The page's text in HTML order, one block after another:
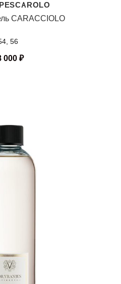
CARACCIOLO
56
000 ₽